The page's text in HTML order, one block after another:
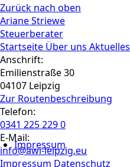
Impressum
Zurück nach oben
Ariane Striewe
Steuerberater
Startseite Über uns Aktuelles
Anschrift:
Emilienstraße 30
04107 Leipzig
Zur Routen­beschreibung
Telefon:
0341 225 229 0
E-Mail:
info@awi-leipzig.eu
Impressum Datenschutz